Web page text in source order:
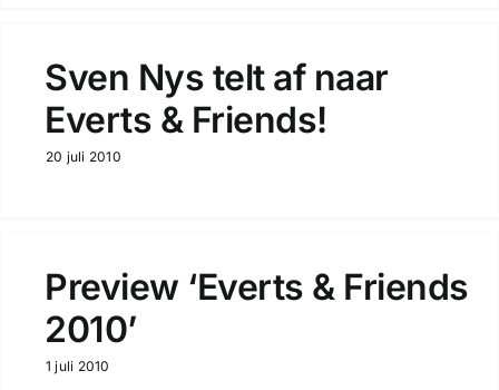
Sven Nys telt af naar
Everts & Friends!
20 juli 2010
Preview ‘Everts & Friends
2010’
1 juli 2010